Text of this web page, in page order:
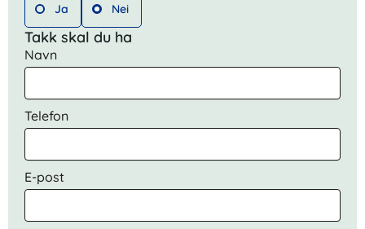
Ja Nei
Takk skal du ha
Navn
Telefon
E-post